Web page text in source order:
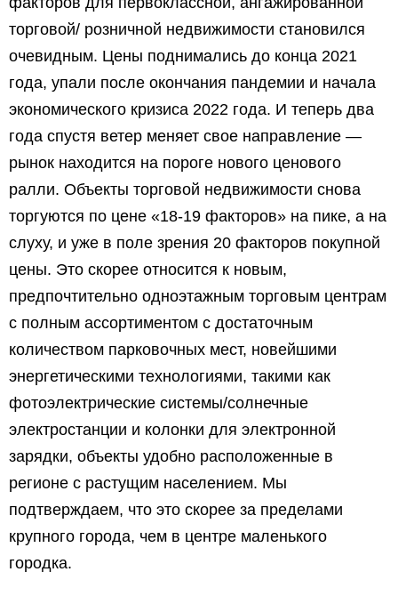
торговой/ розничной недвижимости становился
очевидным. Цены поднимались до конца 2021
года, упали после окончания пандемии и начала
экономического кризиса 2022 года. И теперь два
года спустя ветер меняет свое направление —
рынок находится на пороге нового ценового
ралли. Объекты торговой недвижимости снова
торгуются по цене «18-19 факторов» на пике, а на
слуху, и уже в поле зрения 20 факторов покупной
цены. Это скорее относится к новым,
предпочтительно одноэтажным торговым центрам
с полным ассортиментом с достаточным
количеством парковочных мест, новейшими
энергетическими технологиями, такими как
фотоэлектрические системы/солнечные
электростанции и колонки для электронной
зарядки, объекты удобно расположенные в
регионе с растущим населением. Мы
подтверждаем, что это скорее за пределами
крупного города, чем в центре маленького
городка.